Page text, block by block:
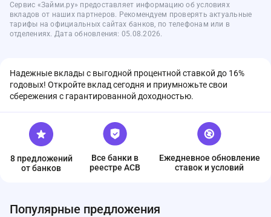
Сервис «Займи.ру» предоставляет информацию об условиях
вкладов от наших партнеров. Рекомендуем проверять актуальные
тарифы на официальных сайтах банков, по телефонам или в
отделениях. Дата обновления: 05.08.2026.
Надежные вклады с выгодной процентной ставкой до 16%
годовых! Откройте вклад сегодня и приумножьте свои
сбережения с гарантированной доходностью.
8 предложений
от банков
Все банки в
реестре ACB
Ежедневное обновление
ставок и условий
Популярные предложения